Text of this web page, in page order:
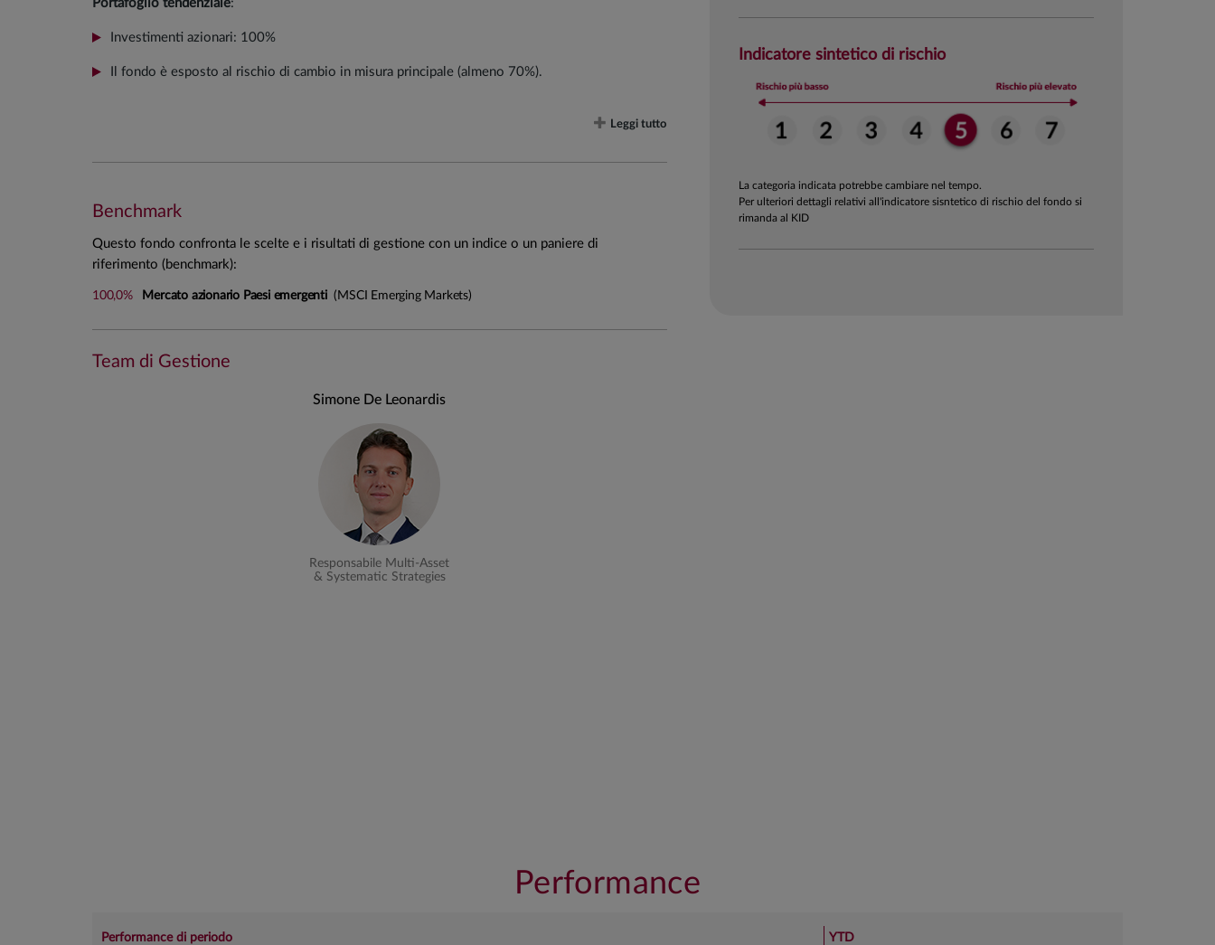
Indicatore sintetico di rischio
La categoria indicata potrebbe cambiare nel tempo.
Per ulteriori dettagli relativi all'indicatore sisntetico di rischio del fondo si
rimanda al KID
Portafoglio tendenziale:
Investimenti azionari: 100%
Il fondo è esposto al rischio di cambio in misura principale (almeno 70%).
portafoglio che si confronta con un benchmark di riferimento. Tale approccio prevede:
una costante analisi del contesto economico-finanziario volta a comprendere gli scenari di
mercato;
l'individuazione di scelte d'investimento (ad esempio settoriali) da applicare al portafoglio in
opportunità d’investimento sul mercato.
Leggi tutto
Benchmark
Questo fondo confronta le scelte e i risultati di gestione con un indice o un paniere di
riferimento (benchmark):
100,0% Mercato azionario Paesi emergenti(MSCI Emerging Markets)
Team di Gestione
Simone De Leonardis
Responsabile Multi-Asset
& Systematic Strategies
Performance
Performance di periodo YTD